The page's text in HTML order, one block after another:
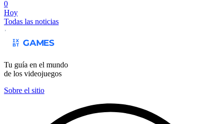
0
Hoy
Todas las noticias
Tu guía en el mundo
de los videojuegos
Sobre el sitio